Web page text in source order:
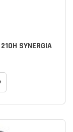
SYNERGIA